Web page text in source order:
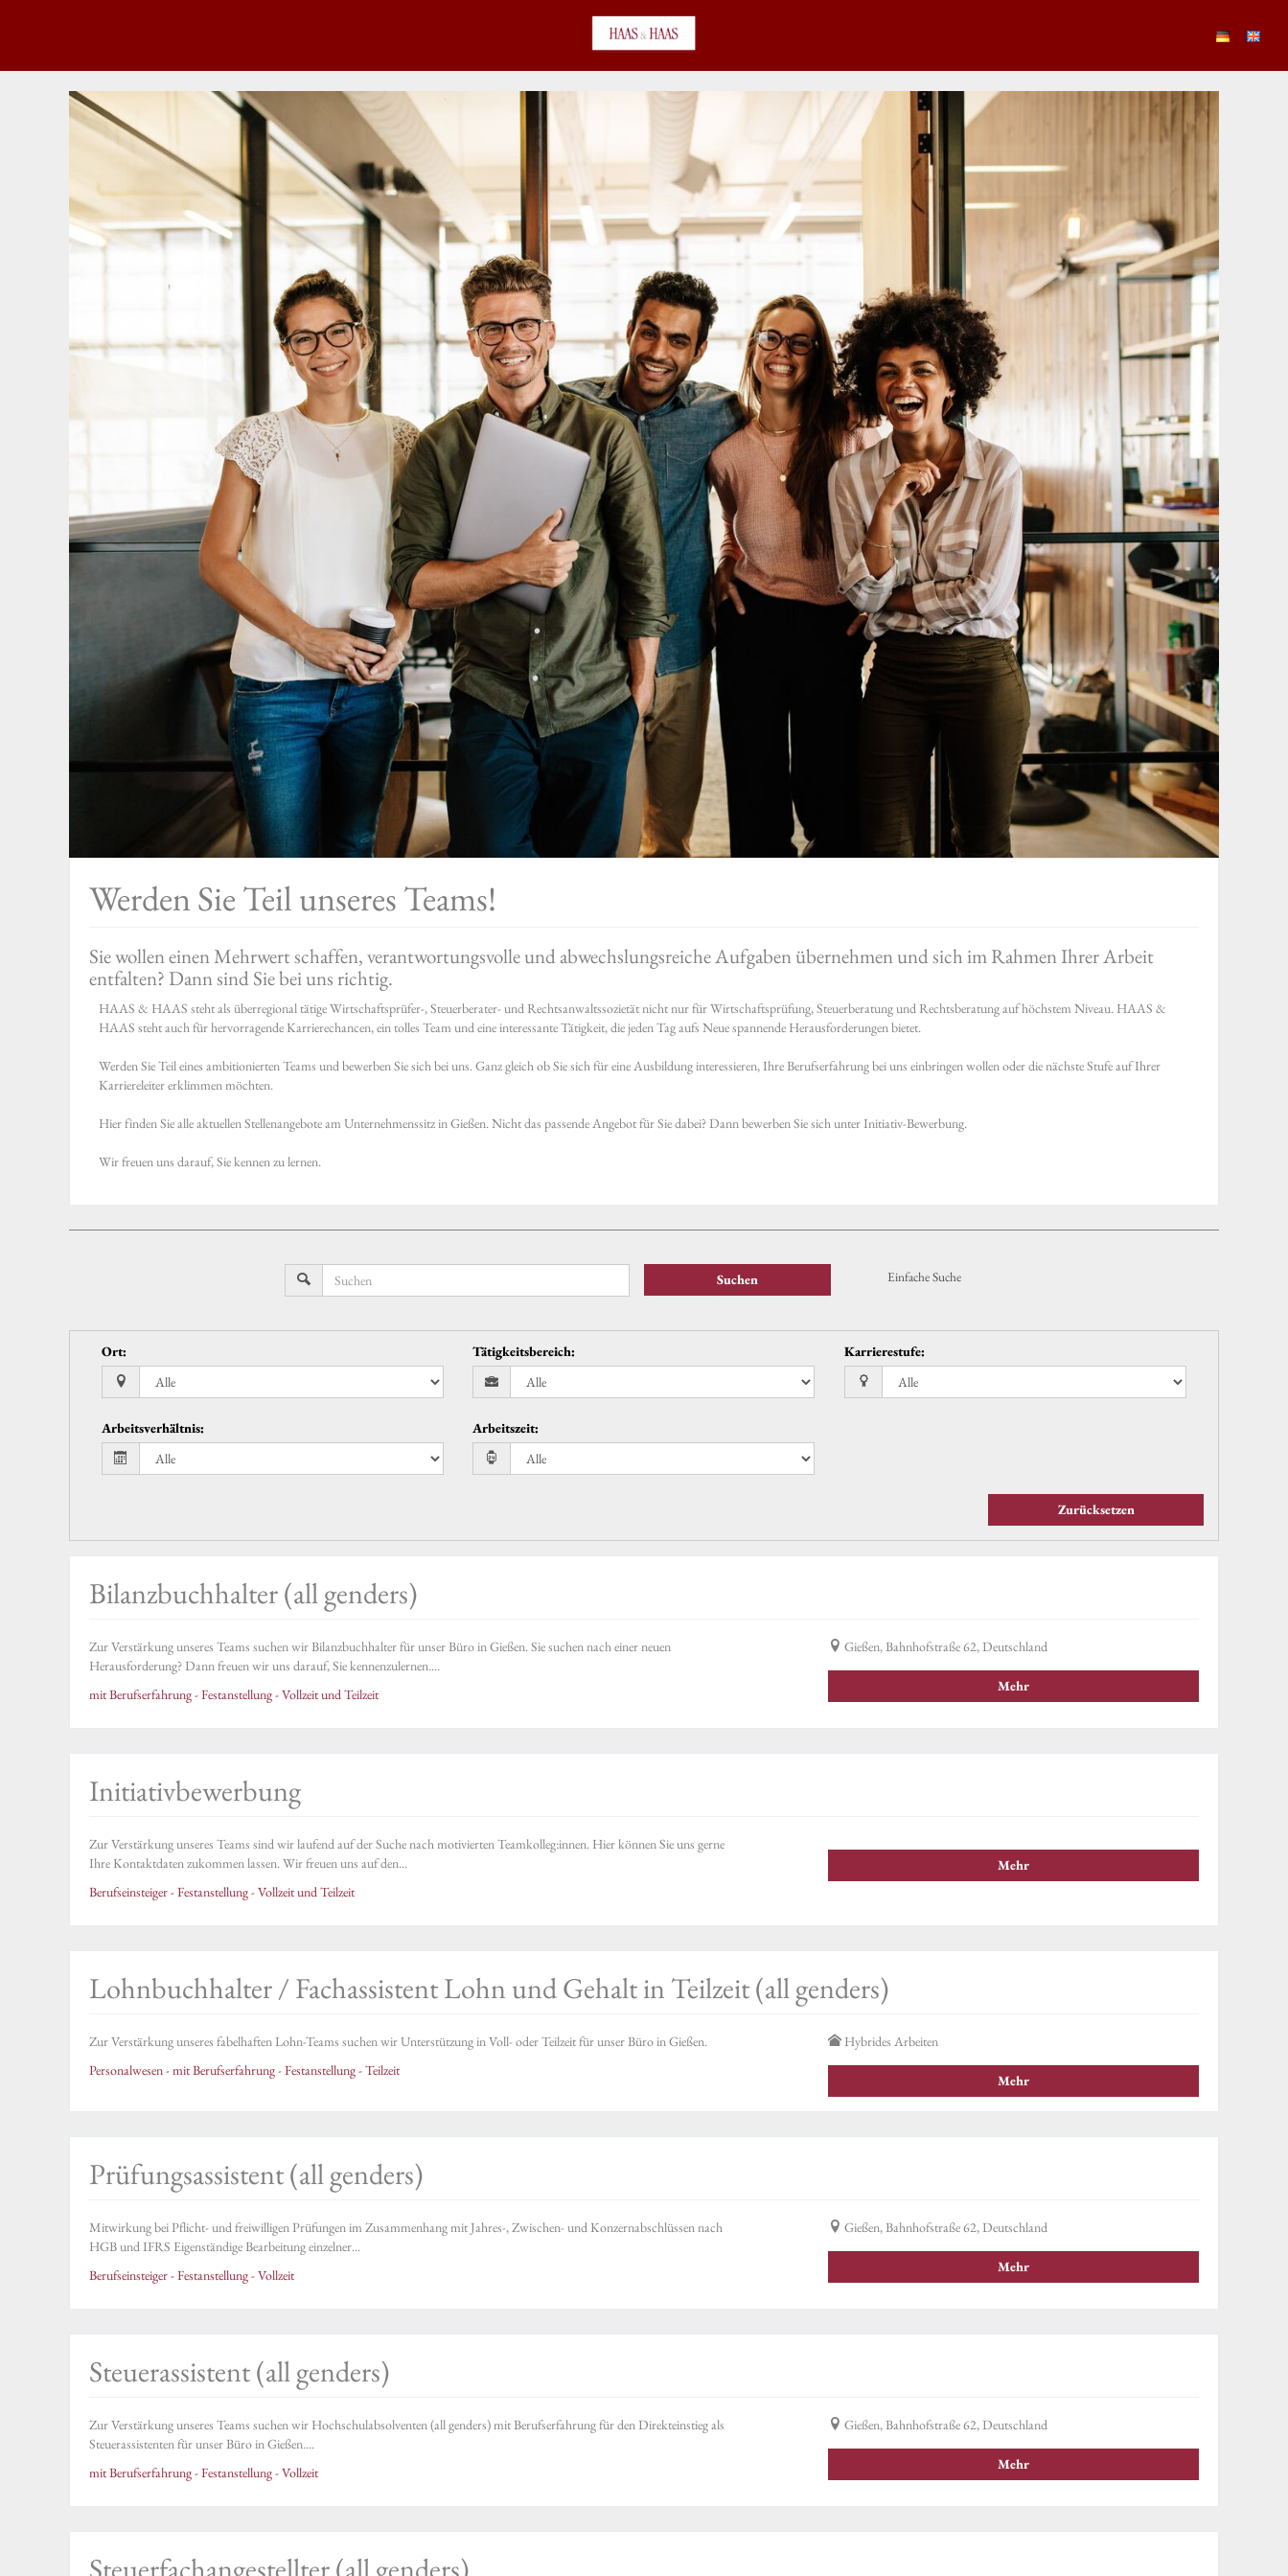
Werden Sie Teil unseres Teams!
Sie wollen einen Mehrwert schaffen, verantwortungsvolle und abwechslungsreiche Aufgaben übernehmen und sich im Rahmen Ihrer Arbeit
entfalten? Dann sind Sie bei uns richtig.
HAAS & HAAS steht als überregional tätige Wirtschaftsprüfer-, Steuerberater- und Rechtsanwaltssozietät nicht nur für Wirtschaftsprüfung, Steuerberatung und Rechtsberatung auf höchstem Niveau. HAAS &
HAAS steht auch für hervorragende Karrierechancen, ein tolles Team und eine interessante Tätigkeit, die jeden Tag aufs Neue spannende Herausforderungen bietet.
Werden Sie Teil eines ambitionierten Teams und bewerben Sie sich bei uns. Ganz gleich ob Sie sich für eine Ausbildung interessieren, Ihre Berufserfahrung bei uns einbringen wollen oder die nächste Stufe auf Ihrer
Karriereleiter erklimmen möchten.
Hier finden Sie alle aktuellen Stellenangebote am Unternehmenssitz in Gießen. Nicht das passende Angebot für Sie dabei? Dann bewerben Sie sich unter Initiativ-Bewerbung.
Wir freuen uns darauf, Sie kennen zu lernen.
Suchen Einfache Suche
Ort: Tätigkeitsbereich: Karrierestufe:
Arbeitsverhältnis: Arbeitszeit:
Zurücksetzen
Bilanzbuchhalter (all genders)
Zur Verstärkung unseres Teams suchen wir Bilanzbuchhalter für unser Büro in Gießen. Sie suchen nach einer neuen
Herausforderung? Dann freuen wir uns darauf, Sie kennenzulernen....
mit Berufserfahrung - Festanstellung - Vollzeit und Teilzeit
Gießen, Bahnhofstraße 62, Deutschland
Mehr
Initiativbewerbung
Zur Verstärkung unseres Teams sind wir laufend auf der Suche nach motivierten Teamkolleg:innen. Hier können Sie uns gerne
Ihre Kontaktdaten zukommen lassen. Wir freuen uns auf den...
Berufseinsteiger - Festanstellung - Vollzeit und Teilzeit
Mehr
Lohnbuchhalter / Fachassistent Lohn und Gehalt in Teilzeit (all genders)
Zur Verstärkung unseres fabelhaften Lohn-Teams suchen wir Unterstützung in Voll- oder Teilzeit für unser Büro in Gießen.
Personalwesen - mit Berufserfahrung - Festanstellung - Teilzeit
Hybrides Arbeiten
Mehr
Prüfungsassistent (all genders)
Mitwirkung bei Pflicht- und freiwilligen Prüfungen im Zusammenhang mit Jahres-, Zwischen- und Konzernabschlüssen nach
HGB und IFRS Eigenständige Bearbeitung einzelner...
Berufseinsteiger - Festanstellung - Vollzeit
Gießen, Bahnhofstraße 62, Deutschland
Mehr
Steuerassistent (all genders)
Zur Verstärkung unseres Teams suchen wir Hochschulabsolventen (all genders) mit Berufserfahrung für den Direkteinstieg als
Steuerassistenten für unser Büro in Gießen....
mit Berufserfahrung - Festanstellung - Vollzeit
Gießen, Bahnhofstraße 62, Deutschland
Mehr